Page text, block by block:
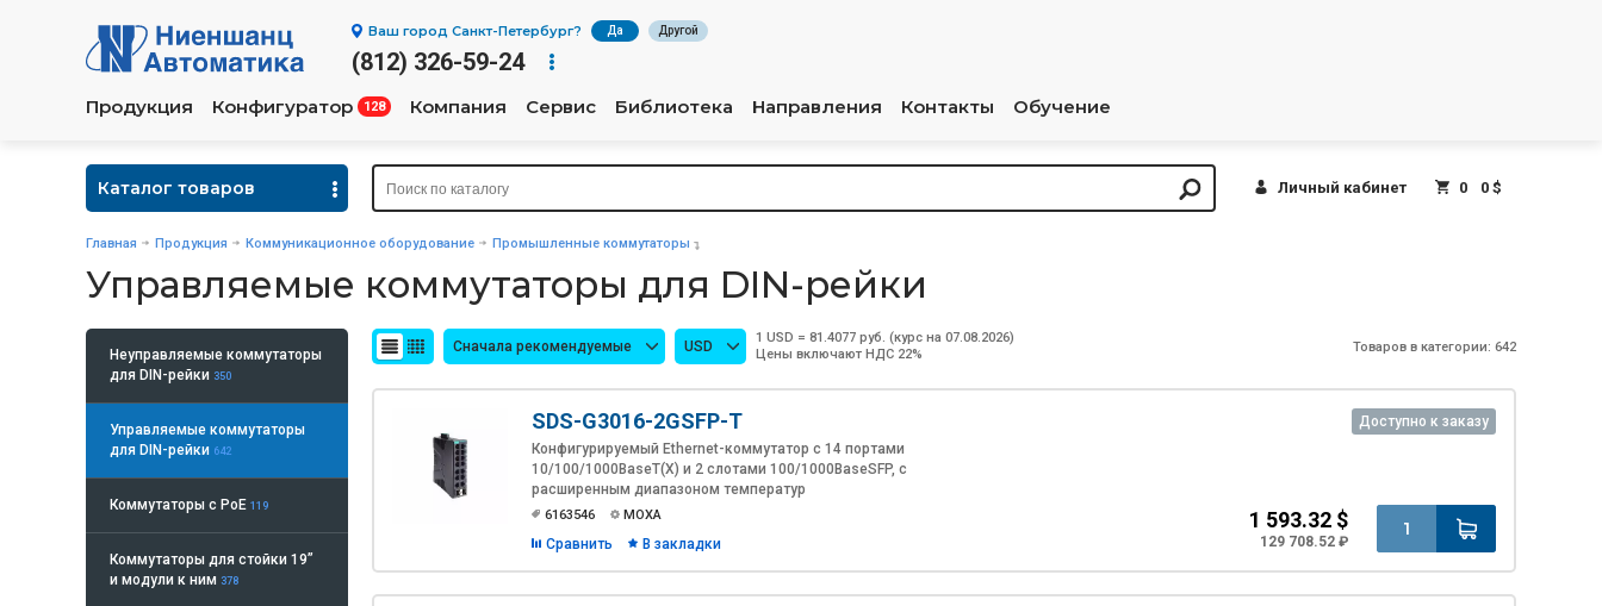
Ваш город Санкт-Петербург? Да Другой
(812) 326-59-24
Продукция Конфигуратор 128 Компания Сервис Библиотека Направления Контакты Обучение
Каталог товаров Личный кабинет 0 0 $
Главная Продукция Коммуникационное оборудование Промышленные коммутаторы
Управляемые коммутаторы для DIN-рейки
Неуправляемые коммутаторы
для DIN-рейки 350
Управляемые коммутаторы
для DIN-рейки 642
Коммутаторы с PoE 119
Коммутаторы для стойки 19”
и модули к ним 378
Сначала рекомендуемые USD
1 USD = 81.4077 руб. (курс на 07.08.2026)
Цены включают НДС 22%
Товаров в категории: 642
Доступно к заказу
SDS-G3016-2GSFP-T
Конфигурируемый Ethernet-коммутатор с 14 портами
10/100/1000BaseT(X) и 2 слотами 100/1000BaseSFP, с
расширенным диапазоном температур
6163546 MOXA
Сравнить В закладки
1 593.32 $
129 708.52 ₽